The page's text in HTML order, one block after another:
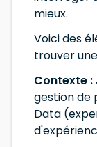
mieux.
Voici des
trouver
Contexte :
gestion de
Data